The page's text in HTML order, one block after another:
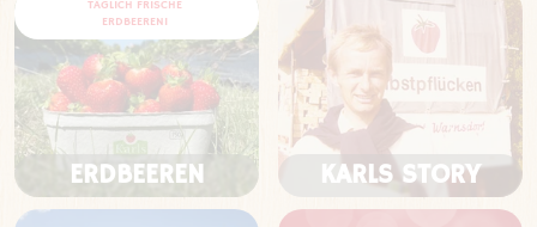
TÄGLICH FRISCHE
ERDBEEREN!
ERDBEEREN KARLS STORY